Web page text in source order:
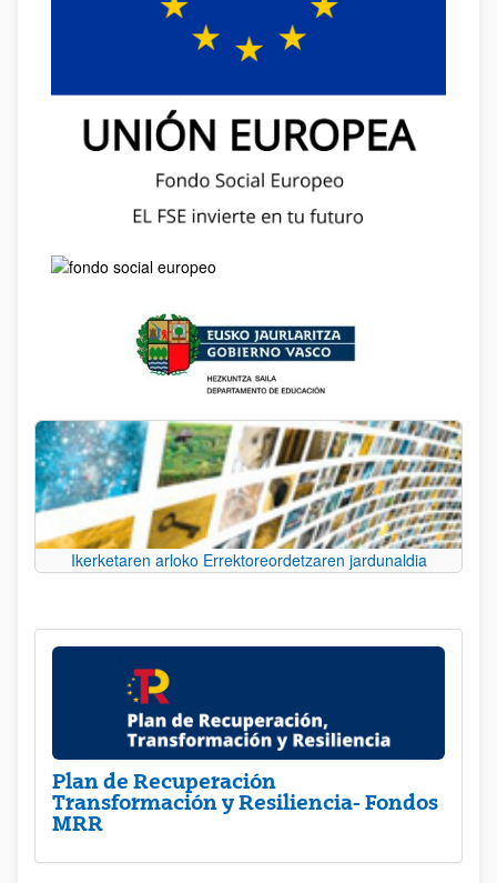
Ikerketaren arloko Errektoreordetzaren jardunaldia
Plan de Recuperación
Transformación y Resiliencia- Fondos
MRR